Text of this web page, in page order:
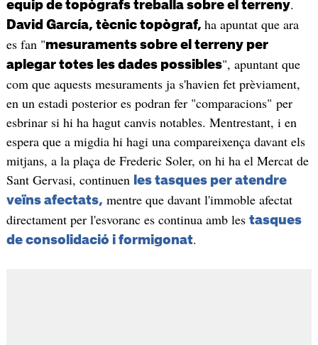
equip de topògrafs treballa sobre el terreny.
David García, tècnic topògraf, ha apuntat que ara
es fan "mesuraments sobre el terreny per
aplegar totes les dades possibles", apuntant que
com que aquests mesuraments ja s'havien fet prèviament,
en un estadi posterior es podran fer "comparacions" per
esbrinar si hi ha hagut canvis notables. Mentrestant, i en
espera que a migdia hi hagi una compareixença davant els
mitjans, a la plaça de Frederic Soler, on hi ha el Mercat de
Sant Gervasi, continuen les tasques per atendre
veïns afectats, mentre que davant l'immoble afectat
directament per l'esvoranc es continua amb les tasques
de consolidació i formigonat.